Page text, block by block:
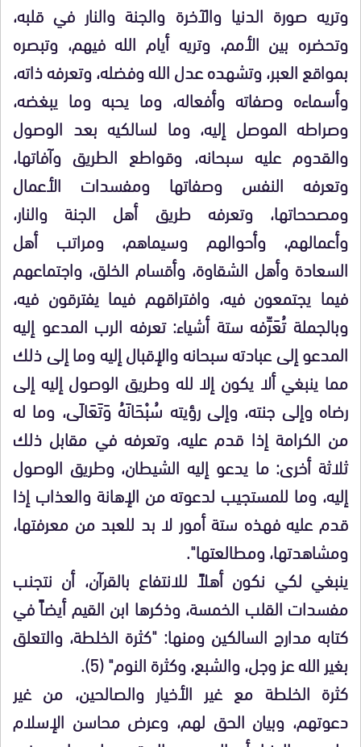
وتريه صورة الدنيا والآخرة والجنة والنار في قلبه،
وتحضره بين الأمم، وتريه أيام الله فيهم، وتبصره
بمواقع العبر، وتشهده عدل الله وفضله، وتعرفه ذاته،
وأسماءه وصفاته وأفعاله، وما يحبه وما يبغضه،
وصراطه الموصل إليه، وما لسالكيه بعد الوصول
والقدوم عليه سبحانه، وقواطع الطريق وآفاتها،
وتعرفه النفس وصفاتها ومفسدات الأعمال
ومصححاتها، وتعرفه طريق أهل الجنة والنار،
وأعمالهم، وأحوالهم وسيماهم، ومراتب أهل
السعادة وأهل الشقاوة، وأقسام الخلق، واجتماعهم
فيما يجتمعون فيه، وافتراقهم فيما يفترقون فيه،
وبالجملة تُعَرِّفه ستة أشياء: تعرفه الرب المدعو إليه
المدعو إلى عبادته سبحانه والإقبال إليه وما إلى ذلك
مما ينبغي ألا يكون إلا لله وطريق الوصول إليه إلى
رضاه وإلى جنته، وإلى رؤيته سُبْحَانَهُ وَتَعَالَى، وما له
من الكرامة إذا قدم عليه، وتعرفه في مقابل ذلك
ثلاثة أخرى: ما يدعو إليه الشيطان، وطريق الوصول
إليه، وما للمستجيب لدعوته من الإهانة والعذاب إذا
قدم عليه فهذه ستة أمور لا بد للعبد من معرفتها،
ومشاهدتها، ومطالعتها".
ينبغي لكي نكون أهلاً للانتفاع بالقرآن، أن نتجنب
مفسدات القلب الخمسة، وذكرها ابن القيم أيضاً في
كتابه مدارج السالكين ومنها: "كثرة الخلطة، والتعلق
بغير الله عز وجل، والشبع، وكثرة النوم" (5).
كثرة الخلطة مع غير الأخيار والصالحين، من غير
دعوتهم، وبيان الحق لهم، وعرض محاسن الإسلام